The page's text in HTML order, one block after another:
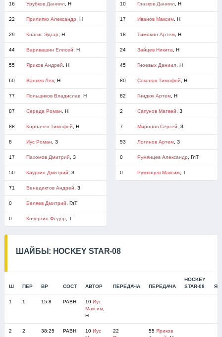
16 Урубков Даниил, Н
22 Прилипко Александр , Н
29 Кнагис Эдгар , Н
44 Варивашин Елисей , Н
55 Яриков Андрей , Н
60 Ваняев Лев, Н
77 Польщиков Владислав, Н
87 Середа Роман , Н
88 Корначев Тимофей , Н
8 Иус Роман , З
17 Пахомов Дмитрий , З
50 Кауркин Дмитрий , З
71 Венедиктов Андрей , З
0 Беляев Дмитрий , ГлТ
0 Кочергин Федор , Т
10 Глазков Даниил, Н
17 Иванов Максим, Н
18 Тимохин Артем, Н
24 Зайцев Никита , Н
45 Гноевых Даниил, Н
80 Соколов Тимофей , Н
82 Гнидюк Артем, Н
2 Сапунов Матвей , З
7 Миронов Сергей , З
53 Логинов Артем, З
0 Румянцев Александр , ГлТ
0 Румянцев Максим, Т
ШАЙБЫ: HOCKEY STAR-08
Ш ПЕР ВР СОСТ АВТОР ПЕРЕДАЧА ПЕРЕДАЧА
HOCKEY
STAR-08
1 1 15:8 РАВН 10 Иус
Максим,
Н
2 2 38:25 РАВН 10 Иус
22
55 Яриков